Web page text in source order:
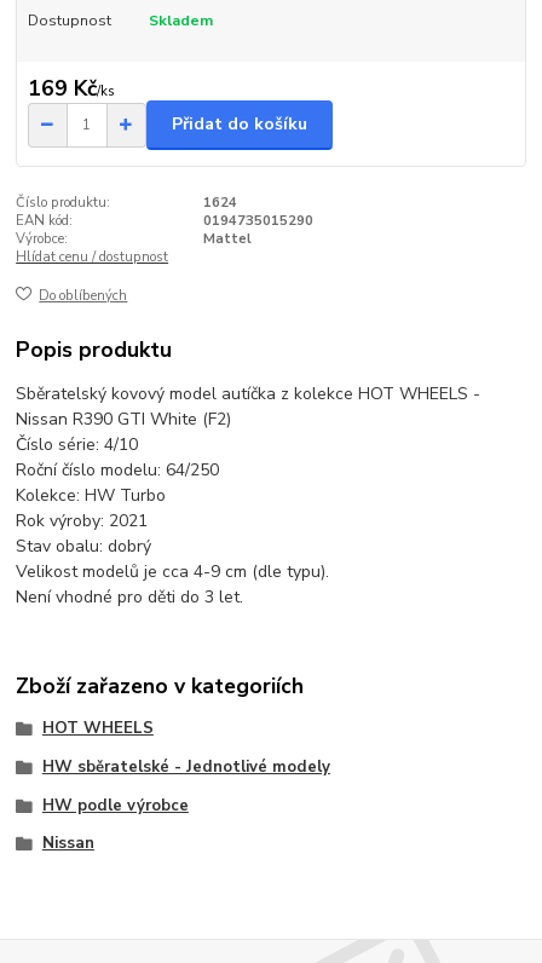
Dostupnost Skladem
169 Kč/ks
Přidat do košíku
Číslo produktu:
1624
EAN kód:
0194735015290
Výrobce:
Mattel
Hlídat cenu / dostupnost
Do oblíbených
Popis produktu
Sběratelský kovový model autíčka z kolekce HOT WHEELS -
Nissan R390 GTI White (F2)
Číslo série: 4/10
Roční číslo modelu: 64/250
Kolekce: HW Turbo
Rok výroby: 2021
Stav obalu: dobrý
Velikost modelů je cca 4-9 cm (dle typu).
Není vhodné pro děti do 3 let.
Zboží zařazeno v kategoriích
HOT WHEELS
HW sběratelské - Jednotlivé modely
HW podle výrobce
Nissan